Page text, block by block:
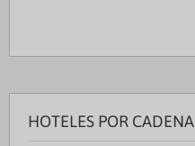
HOTELES POR CADENA